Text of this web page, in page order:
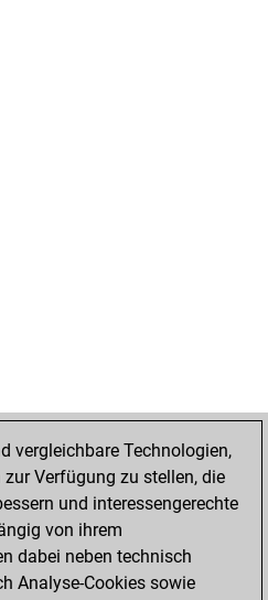
vergleichbare Technologien,
Verfügung zu stellen, die
und interessengerechte
von ihrem
dabei neben technisch
Analyse-Cookies sowie